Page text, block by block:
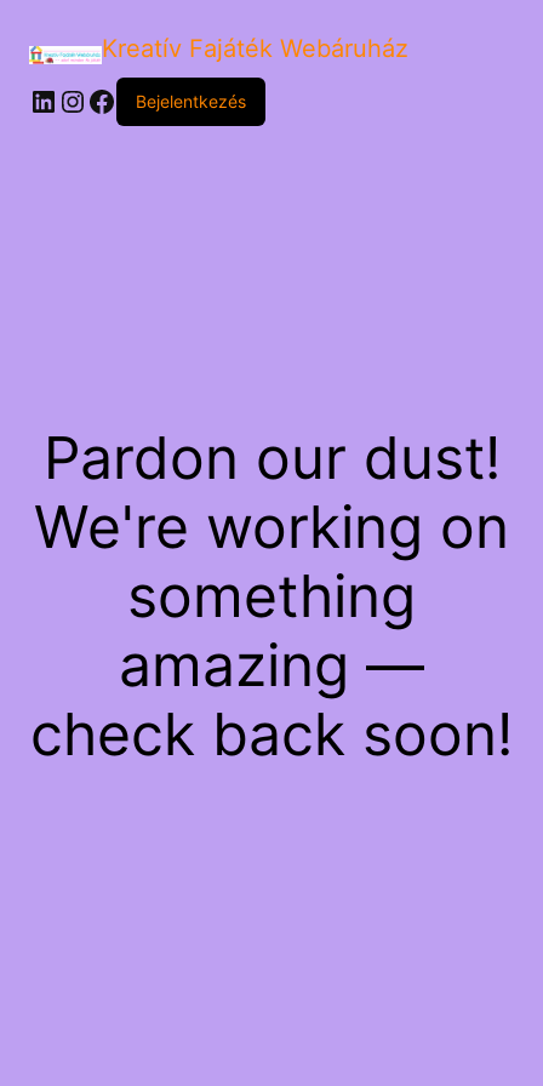
Kreatív Fajáték Webáruház
LinkedIn
Instagram
Facebook
Bejelentkezés
Pardon our dust!
We're working on
something
amazing —
check back soon!